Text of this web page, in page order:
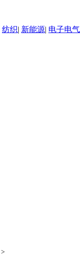
纺织| 新能源| 电子电气
>